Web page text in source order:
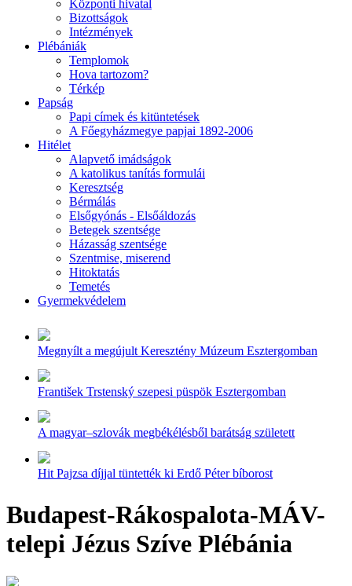
Központi hivatal
Bizottságok
Intézmények
Plébániák
Templomok
Hova tartozom?
Térkép
Papság
Papi címek és kitüntetések
A Főegyházmegye papjai 1892-2006
Hitélet
Alapvető imádságok
A katolikus tanítás formulái
Keresztség
Bérmálás
Elsőgyónás - Elsőáldozás
Betegek szentsége
Házasság szentsége
Szentmise, miserend
Hitoktatás
Temetés
Gyermekvédelem
Megnyílt a megújult Keresztény Múzeum Esztergomban
František Trstenský szepesi püspök Esztergomban
A magyar–szlovák megbékélésből barátság született
Hit Pajzsa díjjal tüntették ki Erdő Péter bíborost
Budapest-Rákospalota-MÁV-
telepi Jézus Szíve Plébánia